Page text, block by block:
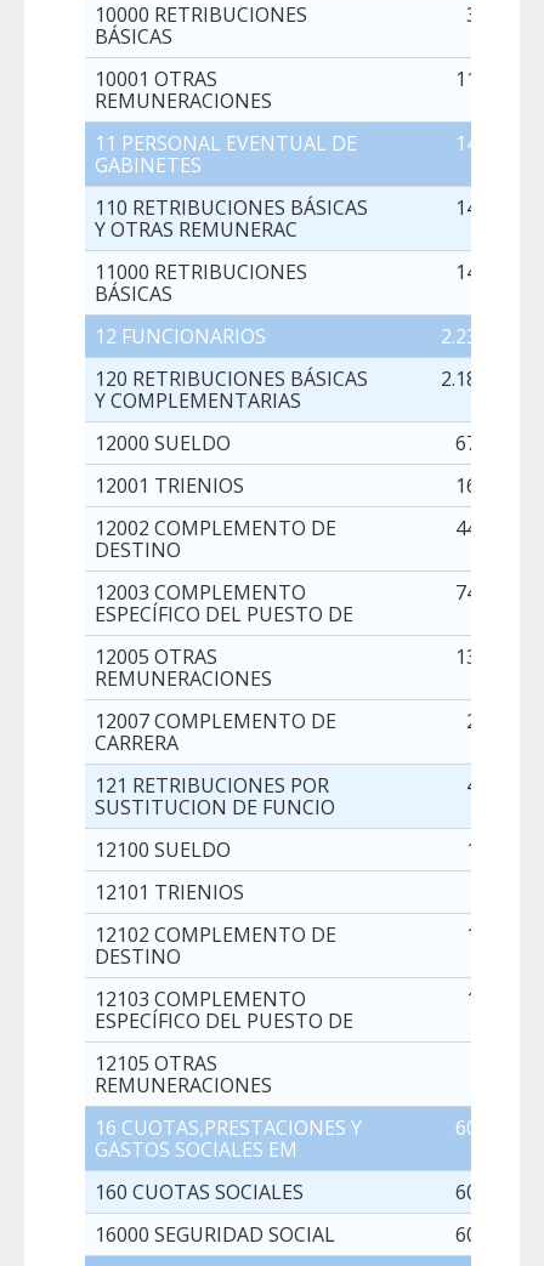
10000 RETRIBUCIONES
BÁSICAS
10001 OTRAS
REMUNERACIONES
11 PERSONAL EVENTUAL DE
GABINETES
110 RETRIBUCIONES BÁSICAS
Y OTRAS REMUNERAC
11000 RETRIBUCIONES
BÁSICAS
12 FUNCIONARIOS
120 RETRIBUCIONES BÁSICAS
Y COMPLEMENTARIAS
12000 SUELDO
12001 TRIENIOS
12002 COMPLEMENTO DE
DESTINO
12003 COMPLEMENTO
ESPECÍFICO DEL PUESTO DE
12005 OTRAS
REMUNERACIONES
12007 COMPLEMENTO DE
CARRERA
121 RETRIBUCIONES POR
SUSTITUCION DE FUNCIO
12100 SUELDO
12101 TRIENIOS
12102 COMPLEMENTO DE
DESTINO
12103 COMPLEMENTO
ESPECÍFICO DEL PUESTO DE
12105 OTRAS
REMUNERACIONES
16 CUOTAS,PRESTACIONES Y
GASTOS SOCIALES EM
160 CUOTAS SOCIALES
16000 SEGURIDAD SOCIAL